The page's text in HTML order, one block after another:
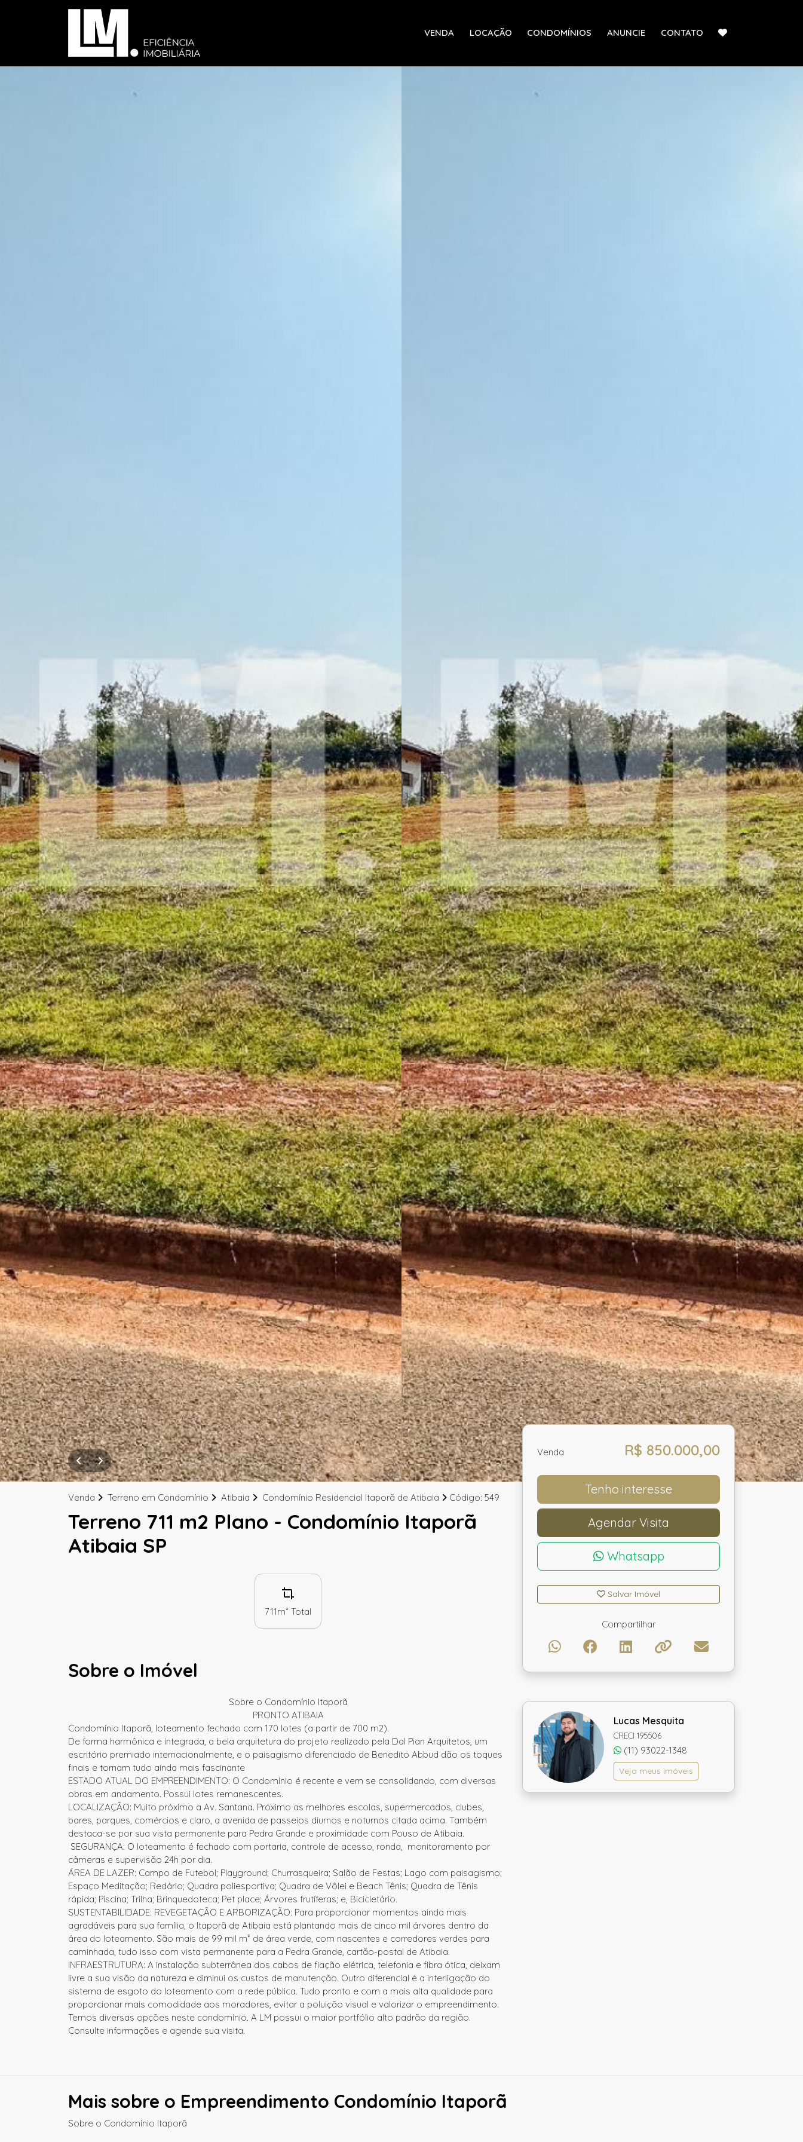
VENDA LOCAÇÃO CONDOMÍNIOS ANUNCIE CONTATO
Venda Terreno em Condomínio Atibaia Condomínio Residencial Itaporã de Atibaia Código: 549
Terreno 711 m2 Plano - Condomínio Itaporã
Atibaia SP
711m² Total
Sobre o Imóvel
Sobre o Condomínio Itaporã
PRONTO ATIBAIA
Condomínio Itaporã, loteamento fechado com 170 lotes (a partir de 700 m2).
De forma harmônica e integrada, a bela arquitetura do projeto realizado pela Dal Pian Arquitetos, um
escritório premiado internacionalmente, e o paisagismo diferenciado de Benedito Abbud dão os toques
finais e tornam tudo ainda mais fascinante
ESTADO ATUAL DO EMPREENDIMENTO: O Condomínio é recente e vem se consolidando, com diversas
obras em andamento. Possui lotes remanescentes.
LOCALIZAÇÃO: Muito próximo a Av. Santana. Próximo as melhores escolas, supermercados, clubes,
bares, parques, comércios e claro, a avenida de passeios diurnos e noturnos citada acima. Também
destaca-se por sua vista permanente para Pedra Grande e proximidade com Pouso de Atibaia.
SEGURANÇA: O loteamento é fechado com portaria, controle de acesso, ronda, monitoramento por
câmeras e supervisão 24h por dia.
ÁREA DE LAZER: Campo de Futebol; Playground; Churrasqueira; Salão de Festas; Lago com paisagismo;
Espaço Meditação; Redário; Quadra poliesportiva; Quadra de Vôlei e Beach Tênis; Quadra de Tênis
rápida; Piscina; Trilha; Brinquedoteca; Pet place; Árvores frutíferas; e, Bicicletário.
SUSTENTABILIDADE: REVEGETAÇÃO E ARBORIZAÇÃO: Para proporcionar momentos ainda mais
agradáveis para sua família, o Itaporã de Atibaia está plantando mais de cinco mil árvores dentro da
área do loteamento. São mais de 99 mil m² de área verde, com nascentes e corredores verdes para
caminhada, tudo isso com vista permanente para a Pedra Grande, cartão-postal de Atibaia.
INFRAESTRUTURA: A instalação subterrânea dos cabos de fiação elétrica, telefonia e fibra ótica, deixam
livre a sua visão da natureza e diminui os custos de manutenção. Outro diferencial é a interligação do
sistema de esgoto do loteamento com a rede pública. Tudo pronto e com a mais alta qualidade para
proporcionar mais comodidade aos moradores, evitar a poluição visual e valorizar o empreendimento.
Temos diversas opções neste condomínio. A LM possui o maior portfólio alto padrão da região.
Consulte informações e agende sua visita.
Venda R$ 850.000,00
Tenho interesse
Agendar Visita
Whatsapp
Salvar Imóvel
Compartilhar
Lucas Mesquita
CRECI 195506
(11) 93022-1348
Veja meus imóveis
Mais sobre o Empreendimento Condomínio Itaporã
Sobre o Condomínio Itaporã